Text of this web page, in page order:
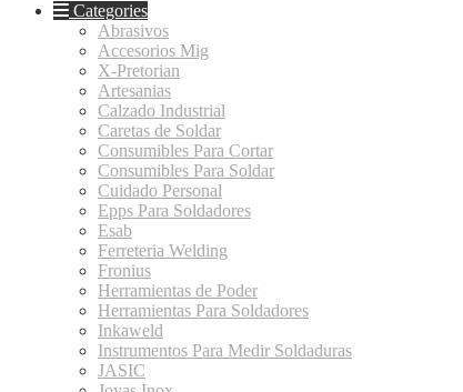
Categories
Abrasivos
Accesorios Mig
X-Pretorian
Artesanias
Calzado Industrial
Caretas de Soldar
Consumibles Para Cortar
Consumibles Para Soldar
Cuidado Personal
Epps Para Soldadores
Esab
Ferreteria Welding
Fronius
Herramientas de Poder
Herramientas Para Soldadores
Inkaweld
Instrumentos Para Medir Soldaduras
JASIC